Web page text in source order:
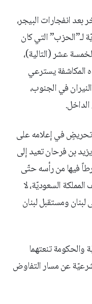
انفجارات البيجر،
لـ”الحزب” التي كان
عشر (التالية)،
المكاشفة يسترعي
في الجنوب،
تحريضٍ في إعلامه على
يزيد بن فرحان تعيد إلى
فيها من رأسه حتّى
السعوديّة، لا
لبنان ومستقبل لبنان
والحكومة تنعتهما
عن مسار التفاوض